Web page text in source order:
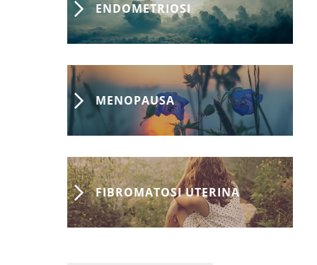
ENDOMETRIOSI
MENOPAUSA
FIBROMATOSI UTERINA